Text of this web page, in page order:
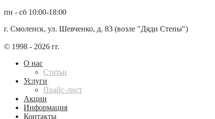
пн - сб 10:00-18:00
г. Смоленск, ул. Шевченко, д. 83 (возле "Дяди Степы")
© 1998 - 2026 гг.
О нас
Статьи
Услуги
Прайс-лист
Акции
Информация
Контакты